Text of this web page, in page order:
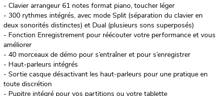
- Clavier arrangeur 61 notes format piano, toucher léger
- 300 rythmes intégrés, avec mode Split (séparation du clavier en
deux sonorités distinctes) et Dual (plusieurs sons superposés)
- Fonction Enregistrement pour réécouter votre performance et vous
améliorer
- 40 morceaux de démo pour s’entraîner et pour s’enregistrer
- Haut-parleurs intégrés
- Sortie casque désactivant les haut-parleurs pour une pratique en
toute discrétion
- Pupitre intégré pour vos partitions ou votre tablette